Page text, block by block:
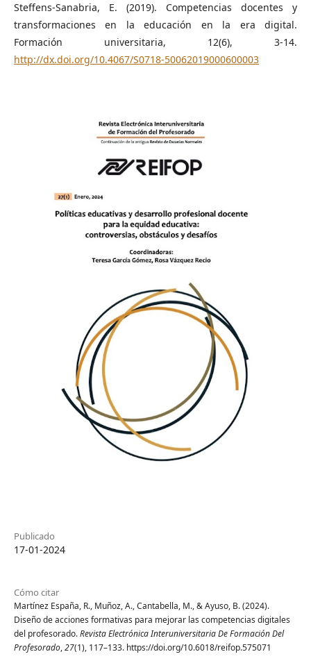
Steffens-Sanabria, E. (2019). Competencias docentes y
transformaciones en la educación en la era digital.
Formación universitaria, 12(6), 3-14.
http://dx.doi.org/10.4067/S0718-50062019000600003
Publicado
17-01-2024
Cómo citar
Martínez España, R., Muñoz, A., Cantabella, M., & Ayuso, B. (2024).
Diseño de acciones formativas para mejorar las competencias digitales
del profesorado.Revista Electrónica Interuniversitaria De Formación Del
Profesorado,27(1), 117–133. https://doi.org/10.6018/reifop.575071